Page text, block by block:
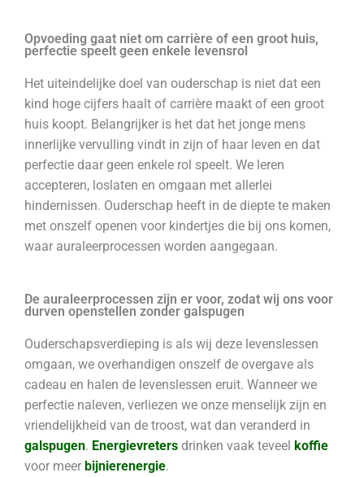
Opvoeding gaat niet om carrière of een groot huis,
perfectie speelt geen enkele levensrol
Het uiteindelijke doel van ouderschap is niet dat een
kind hoge cijfers haalt of carrière maakt of een groot
huis koopt. Belangrijker is het dat het jonge mens
innerlijke vervulling vindt in zijn of haar leven en dat
perfectie daar geen enkele rol speelt. We leren
accepteren, loslaten en omgaan met allerlei
hindernissen. Ouderschap heeft in de diepte te maken
met onszelf openen voor kindertjes die bij ons komen,
waar auraleerprocessen worden aangegaan.
De auraleerprocessen zijn er voor, zodat wij ons voor
durven openstellen zonder galspugen
Ouderschapsverdieping is als wij deze levenslessen
omgaan, we overhandigen onszelf de overgave als
cadeau en halen de levenslessen eruit. Wanneer we
perfectie naleven, verliezen we onze menselijk zijn en
vriendelijkheid van de troost, wat dan veranderd in
galspugen. Energievreters drinken vaak teveel
koffie
voor meer bijnierenergie.